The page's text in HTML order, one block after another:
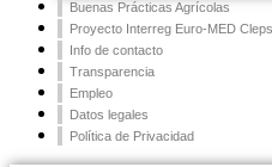
Buenas Prácticas Agrícolas
Proyecto Interreg Euro-MED
Info de contacto
Transparencia
Empleo
Datos legales
Política de Privacidad